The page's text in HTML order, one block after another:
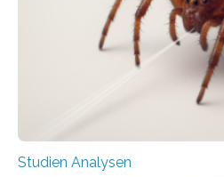
Studien Analysen